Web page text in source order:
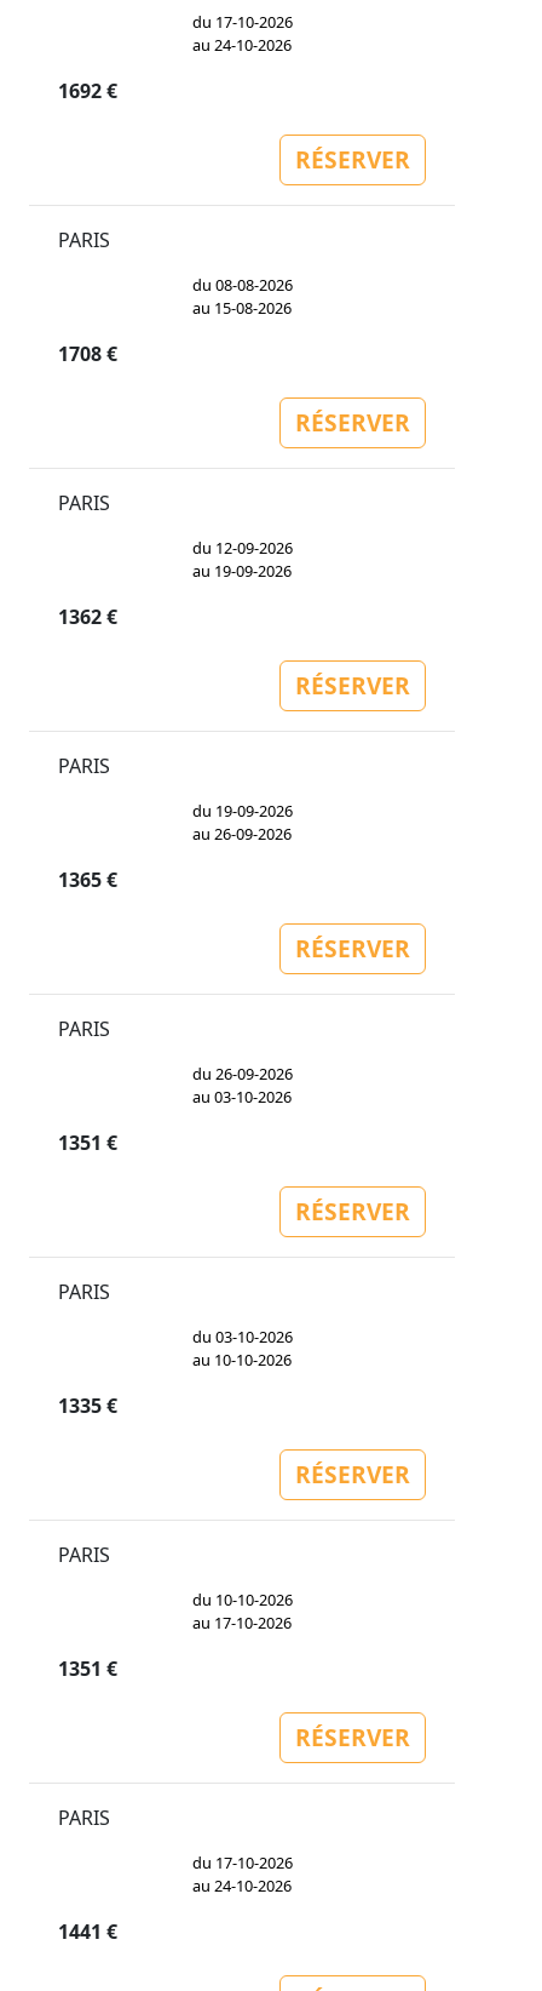
du 17-10-2026
au 24-10-2026
1692 €
RÉSERVER
PARIS
du 08-08-2026
au 15-08-2026
1708 €
RÉSERVER
PARIS
du 12-09-2026
au 19-09-2026
1362 €
RÉSERVER
PARIS
du 19-09-2026
au 26-09-2026
1365 €
RÉSERVER
PARIS
du 26-09-2026
au 03-10-2026
1351 €
RÉSERVER
PARIS
du 03-10-2026
au 10-10-2026
1335 €
RÉSERVER
PARIS
du 10-10-2026
au 17-10-2026
1351 €
RÉSERVER
PARIS
du 17-10-2026
au 24-10-2026
1441 €